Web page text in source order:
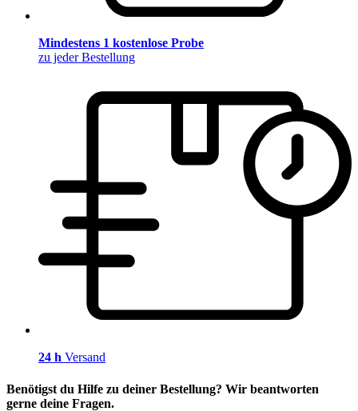
Mindestens 1 kostenlose Probe
zu jeder Bestellung
24 h Versand
Benötigst du Hilfe zu deiner Bestellung? Wir beantworten
gerne deine Fragen.